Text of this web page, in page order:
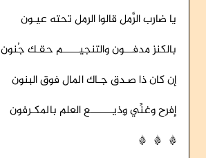
يا ضارب الرَّمل قالوا الرمل تحته عيـون
بالكنز مدفـــون والتنجيــــــم حقـك جُنون
إن كان ذا صـدق جـاك المال فوق البنون
إفرح وغنِّي وِذيــــــــع العلم بالمكـرفون
* * *